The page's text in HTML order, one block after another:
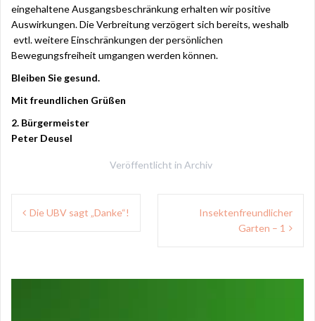
eingehaltene Ausgangsbeschränkung erhalten wir positive
Auswirkungen. Die Verbreitung verzögert sich bereits, weshalb
evtl. weitere Einschränkungen der persönlichen
Bewegungsfreiheit umgangen werden können.
Bleiben Sie gesund.
Mit freundlichen Grüßen
2. Bürgermeister
Peter Deusel
Veröffentlicht in Archiv
Beitragsnavigation
Die UBV sagt „Danke“!
Insektenfreundlicher
Garten – 1